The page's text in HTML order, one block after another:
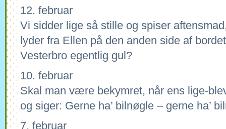
12. februar
Vi sidder lige så stille og spiser
lyder fra Ellen på den anden side af
Vesterbro egentlig gul?
10. februar
Skal man være bekymret, når ens lige-
og siger: Gerne ha’ bilnøgle – gerne ha’
7. februar